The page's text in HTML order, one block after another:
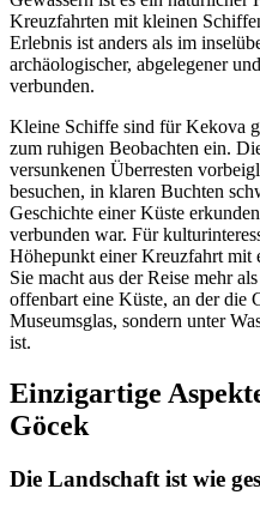
Kreuzfahrten mit kleinen
Erlebnis ist anders als im
archäologischer, abgelegener
verbunden.
Kleine Schiffe sind für Kekova
zum ruhigen Beobachten ein.
versunkenen Überresten
besuchen, in klaren Buchten
Geschichte einer Küste
verbunden war. Für
Höhepunkt einer Kreuzfahrt
Sie macht aus der Reise mehr
offenbart eine Küste, an der die
Museumsglas, sondern unter
ist.
Einzigartige
Göcek
Die Landschaft ist wie